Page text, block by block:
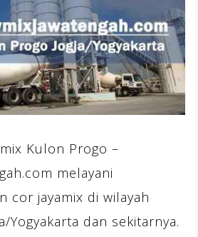
Kulon Progo –
melayani
cor jayamix di wilayah
Yogyakarta dan sekitarnya.